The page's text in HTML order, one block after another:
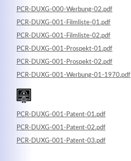
PCR-DUXG-000-Werbung-02.pdf
PCR-DUXG-001-Filmliste-01.pdf
PCR-DUXG-001-Filmliste-02.pdf
PCR-DUXG-001-Prospekt-01.pdf
PCR-DUXG-001-Prospekt-02.pdf
PCR-DUXG-001-Werbung-01-1970.pdf
PCR-DUXG-001-Patent-01.pdf
PCR-DUXG-001-Patent-02.pdf
PCR-DUXG-001-Patent-03.pdf
Kontaktdaten
Herbert Lukaszewski
info@optical-toys.com
http://www.optical-toys.com
Login
Benutzername
Passwort